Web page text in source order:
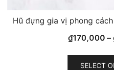
Hũ đựng gia vị phong
₫170,000 –
SELECT